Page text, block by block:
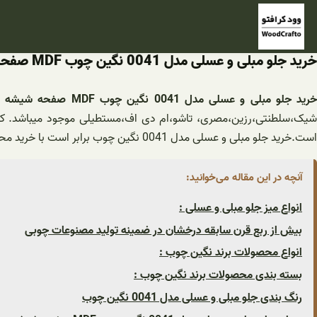
رفتن
محتوا
خرید جلو مبلی و عسلی مدل 0041 نگین چوب MDF صفحه شیشه سکوریت
خرید جلو مبلی و عسلی مدل 0041 نگین چوب MDF صفحه شیشه سکوریت نشکن
شیک،سلطنتی،رزین،مصری، تاشو،ام دی اف،مستطیلی موجود میباشد.
است.خرید جلو مبلی و عسلی مدل 0041 نگین چوب برابر است با خرید محصولی با کیفیت که ارزش هزینه ای راکه مشتری پرداخت می کند داشته باشد.
آنچه در این مقاله می‌خوانید:
انواع میز جلو مبلی و عسلی :
بیش از ربع قرن سابقه درخشان در ضمینه تولید مصنوعات چوبی
انواع محصولات برند نگین چوب :
بسته بندی محصولات برند نگین چوب :
رنگ بندی جلو مبلی و عسلی مدل 0041 نگین چوب